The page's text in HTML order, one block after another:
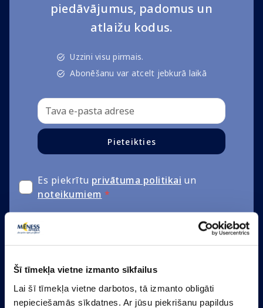
Šī tīmekļa vietne izmanto sīkfailus
Lai šī tīmekļa vietne darbotos, tā izmanto obligāti
nepieciešamās sīkdatnes. Ar jūsu piekrišanu papildus
piedāvājumus, padomus un
atlaižu kodus.
Uzzini visu pirmais.
Abonēšanu var atcelt jebkurā laikā
Pieteikties
Es piekrītu privātuma politikai un
noteikumiem *